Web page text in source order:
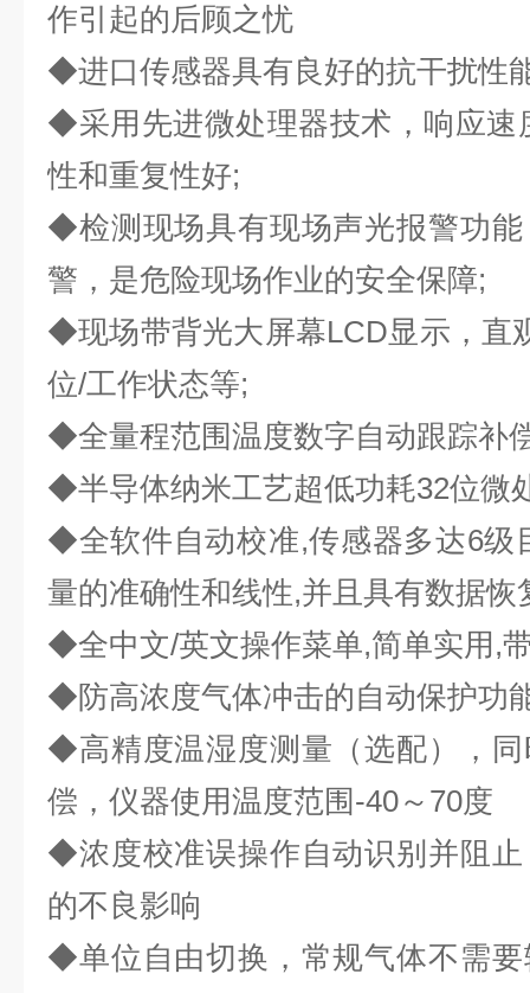
作引起的后顾之忧
◆进口传感器具有良好的抗干扰性
◆采用先进微处理器技术，响应速
性和重复性好;
◆检测现场具有现场声光报警功
警，是危险现场作业的安全保障;
◆现场带背光大屏幕LCD显示，直
位/工作状态等;
◆全量程范围温度数字自动跟踪补
◆半导体纳米工艺超低功耗32位微
◆全软件自动校准,传感器多达6级
量的准确性和线性,并且具有数据恢
◆全中文/英文操作菜单,简单实用,
◆防高浓度气体冲击的自动保护功
◆高精度温湿度测量（选配），
偿，仪器使用温度范围-40～70度
◆浓度校准误操作自动识别并阻
的不良影响
◆单位自由切换，常规气体不需